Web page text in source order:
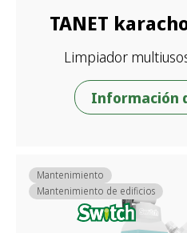
TANET
Limpiador
Información
Mantenimiento
Mantenimiento de edificios